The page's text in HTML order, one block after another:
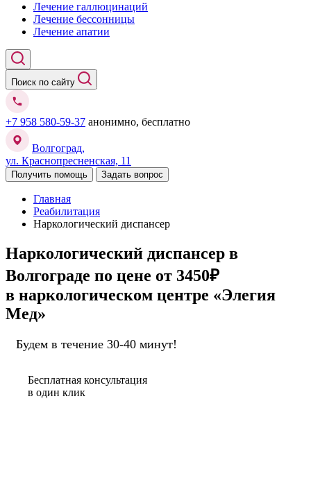
Лечение галлюцинаций
Лечение бессонницы
Лечение апатии
Поиск по сайту
+7 958 580-59-37 анонимно, бесплатно
Волгоград,
ул. Краснопресненская, 11
Получить помощь Задать вопрос
Главная
Реабилитация
Наркологический диспансер
Наркологический диспансер в
Волгограде по цене от 3450₽
в наркологическом центре «Элегия
Мед»
Будем в течение 30-40 минут!
Бесплатная консультация
в один клик